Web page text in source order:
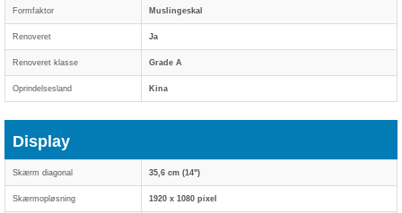
Formfaktor Muslingeskal
Renoveret Ja
Renoveret klasse Grade A
Oprindelsesland Kina
Display
Skærm diagonal 35,6 cm (14")
Skærmopløsning 1920 x 1080 pixel